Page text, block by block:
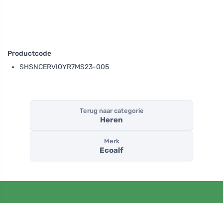
Productcode
SHSNCERVI0YR7MS23-005
Terug naar categorie
Heren
Merk
Ecoalf